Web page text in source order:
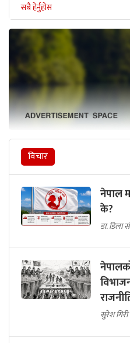
सबै हेर्नुहोस
विचार
नेपाल
के?
डा. डिला
सुरेश गिरी